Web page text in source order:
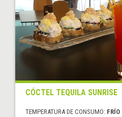
CÓCTEL TEQUILA SUNRISE
TEMPERATURA DE CONSUMO: FRÍO